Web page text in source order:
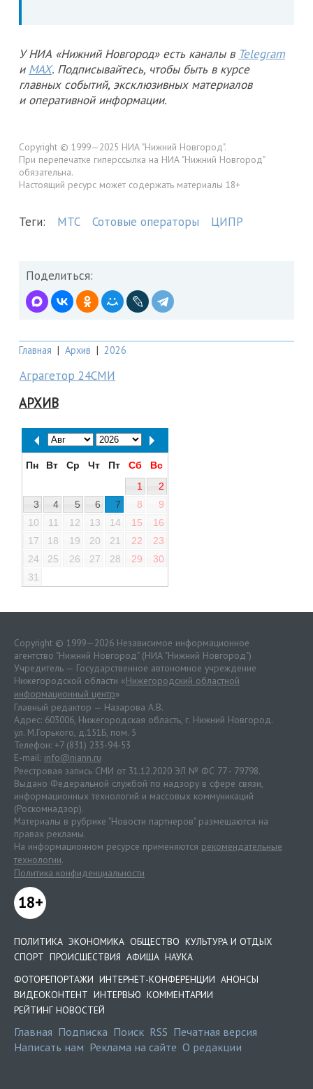
У НИА «Нижний Новгород» есть каналы в Telegram
и MAX. Подписывайтесь, чтобы быть в курсе
главных событий, эксклюзивных материалов
и оперативной информации.
Copyright © 1999—2025 НИА "Нижний Новгород".
При перепечатке гиперссылка на НИА "Нижний Новгород"
обязательна.
Настоящий ресурс может содержать материалы 18+
Теги: МТС Сотовые операторы ЦИПР
Поделиться:
Главная | Архив | 2026
Аграгетор 24СМИ
АРХИВ
Пн Вт Ср Чт Пт Сб
Вс
1
2
3
4 5 6 7 8
9
10
11 12 13 14 15
16
17
18 19 20 21 22
23
24
25 26 27 28 29
30
31
Copyright © 1999—2026 Независимое информационное
агентство "Нижний Новгород" (НИА "Нижний Новгород")
Учредитель — Государственное автономное учреждение
Нижегородской области «Нижегородский областной
информационный центр»
Главный редактор — Назарова А.В.
Адрес: 603006, Нижегородская область, г. Нижний Новгород.
ул. М.Горького, д.151Б, пом. 5
Телефон: +7 (831) 233-94-53
E-mail: info@niann.ru
Реестровая запись СМИ от 31.12.2020 ЭЛ № ФС 77 - 79798.
Выдано Федеральной службой по надзору в сфере связи,
информационных технологий и массовых коммуникаций
(Роскомнадзор).
Материалы в рубрике "Новости партнеров" размещаются на
правах рекламы.
На информационном ресурсе применяются рекомендательные
технологии.
Политика конфиденциальности
18+
ПОЛИТИКА ЭКОНОМИКА ОБЩЕСТВО КУЛЬТУРА И ОТДЫХ
СПОРТ ПРОИСШЕСТВИЯ АФИША НАУКА
ФОТОРЕПОРТАЖИ ИНТЕРНЕТ-КОНФЕРЕНЦИИ АНОНСЫ
ВИДЕОКОНТЕНТ ИНТЕРВЬЮ КОММЕНТАРИИ
РЕЙТИНГ НОВОСТЕЙ
Главная Подписка Поиск RSS Печатная версия
Написать нам Реклама на сайте О редакции